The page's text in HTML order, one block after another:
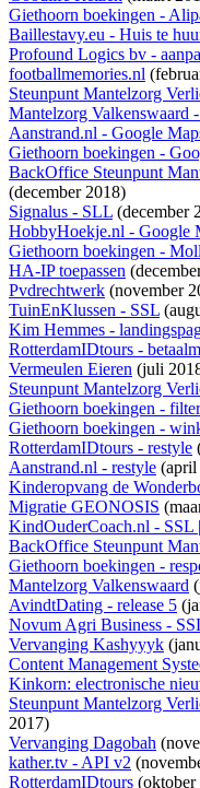
Giethoorn boekingen -
Baillestavy.eu - Huis te
Profound Logics bv -
footballmemories.nl
Steunpunt Mantelzorg
Mantelzorg Valkenswaard
Aanstrand.nl - Google
Giethoorn boekingen -
BackOffice Steunpunt
(december 2018)
Signalus - SLL (december
HobbyHoekje.nl - Google
Giethoorn boekingen -
HA-IP toepassen
Pvdrechtwerk (november
TuinEnKlussen - SSL
Kim Hemmes -
RotterdamIDtours -
Vermeulen Eieren (juli
Steunpunt Mantelzorg
Giethoorn boekingen -
Giethoorn boekingen -
RotterdamIDtours - restyle
Aanstrand.nl - restyle (april
Kinderopvang de
Migratie GEONOSIS
KindOuderCoach.nl - SSL
BackOffice Steunpunt
Giethoorn boekingen -
Mantelzorg Valkenswaard
AvindtDating - release 5
Novum Agri Business -
Vervanging Kashyyyk
Content Management
Kinkorn: electronische
Steunpunt Mantelzorg
2017)
Vervanging Dagobah
kather.tv - API v2
RotterdamIDtours (oktober